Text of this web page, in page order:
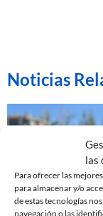
las
Para ofrecer las
para almacenar y/o
de estas tecnologías
navegación o las
Noticias